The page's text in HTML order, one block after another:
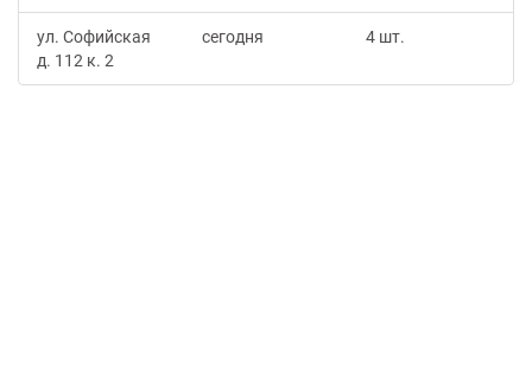
ул. Софийская
д. 112 к. 2
сегодня 4 шт.